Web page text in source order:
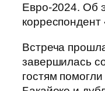
Евро-2024. Об
Встреча
завершилась
гостям